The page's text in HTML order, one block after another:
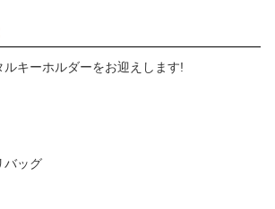
キーホルダーをお迎えします!
バッグ